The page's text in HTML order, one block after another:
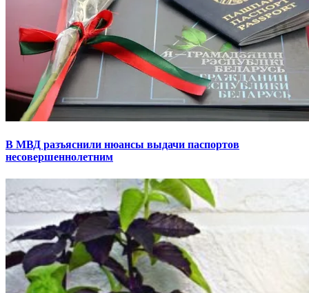
В МВД разъяснили нюансы выдачи паспортов
несовершеннолетним